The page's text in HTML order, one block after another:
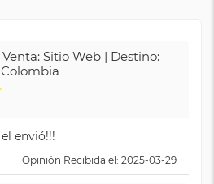
Venta: Sitio Web | Destino:
envió!!!
Opinión Recibida el: 2025-03-29